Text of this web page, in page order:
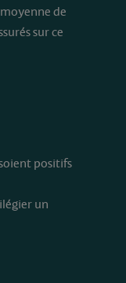
de
sur ce
positifs
un